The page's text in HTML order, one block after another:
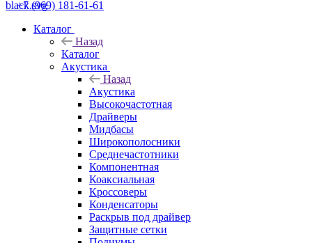
+7 (969) 181-61-61
Каталог
Назад
Каталог
Акустика
Назад
Акустика
Высокочастотная
Драйверы
Мидбасы
Широкополосники
Среднечастотники
Компонентная
Коаксиальная
Кроссоверы
Конденсаторы
Раскрыв под драйвер
Защитные сетки